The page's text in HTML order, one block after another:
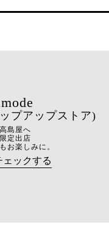
プアップストア)
島屋へ
定出店
お楽しみに。
ックする